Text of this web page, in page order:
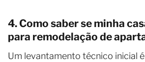
4. Como saber se minha
para remodelação de
Um levantamento técnico inicial